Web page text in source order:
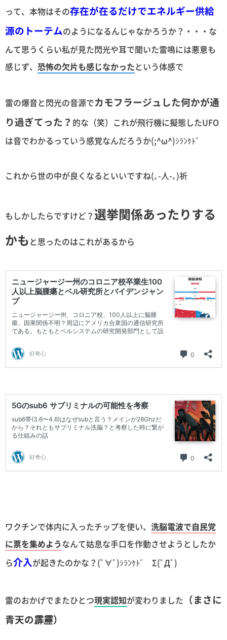
って、本物はその存在が在るだけでエネルギー供給
源のトーテムのようになるんじゃなかろうか？・・・な
んて思うくらい私が見た閃光や耳で聞いた雷鳴には悪意も
感じず、 恐怖の欠片も感じなかったという体感で
雷の爆音と閃光の音源でカモフラージュした何かが通
り過ぎてった？ 的な（笑）これが飛行機に擬態したUFO
は音でわかるっていう感覚なんだろうか(;^ω^)ｼﾗﾝｹﾄﾞ
これから世の中が良くなるといいですね(｡-人-｡)祈
もしかしたらですけど？選挙関係あったりする
かもと思ったのはこれがあるから
ワクチンで体内に入ったチップを使い、 洗脳電波で自民党
に票を集めようなんて姑息な手口を作動させようとしたか
ら介入が起きたのかな？(ﾟ∀ﾟ)ｼﾗﾝｹﾄﾞ Σ(ﾟДﾟ)
雷のおかげでまたひとつ現実認知が変わりました （まさに
青天の霹靂）